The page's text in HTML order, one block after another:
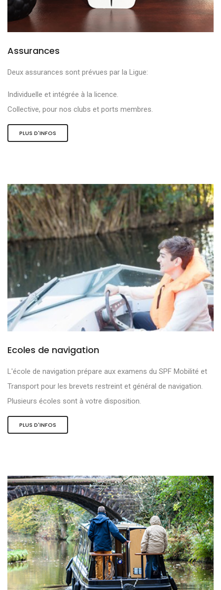
Assurances
Deux assurances sont prévues par la Ligue:
Individuelle et intégrée à la licence.
Collective, pour nos clubs et ports membres.
PLUS D'INFOS
Ecoles de navigation
L'école de navigation prépare aux examens du SPF Mobilité et
Transport pour les brevets restreint et général de navigation.
Plusieurs écoles sont à votre disposition.
PLUS D'INFOS